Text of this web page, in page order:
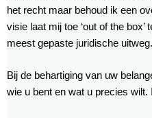
het recht maar behoud ik een
visie laat mij toe ‘out of the
meest gepaste juridische uitweg.
Bij de behartiging van uw
wie u bent en wat u precies